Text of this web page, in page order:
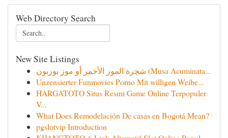
Web Directory Search
New Site Listings
شجرة الموز الأحمر أو موز بوربون (Musa Acuminata...
Unzensierter Funmovies Porno Mit willigen Weibe...
HARGATOTO Situs Resmi Game Online Terpopuler
V...
What Does Remodelación De casas en Bogotá Mean?
pgslotvip Introduction